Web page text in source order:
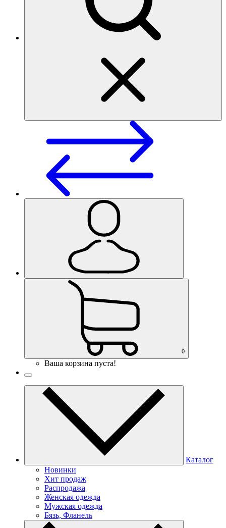
0
Ваша корзина пуста!
Каталог
Новинки
Хит продаж
Распродажа
Женская одежда
Мужская одежда
Бязь, Фланель